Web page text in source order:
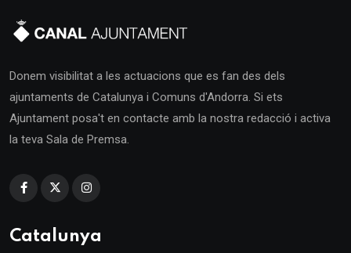
Donem visibilitat a les actuacions que es fan des dels
ajuntaments de Catalunya i Comuns d'Andorra. Si ets
Ajuntament posa't en contacte amb la nostra redacció i activa
la teva Sala de Premsa.
Catalunya